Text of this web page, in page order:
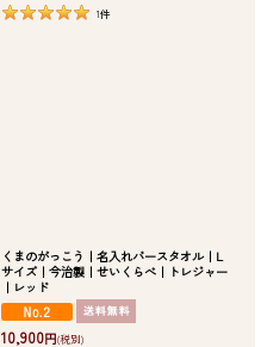
1件
くまのがっこう｜名入れバースタオル｜L
サイズ｜今治製｜せいくらべ｜トレジャー
｜レッド
10,900円(税別)